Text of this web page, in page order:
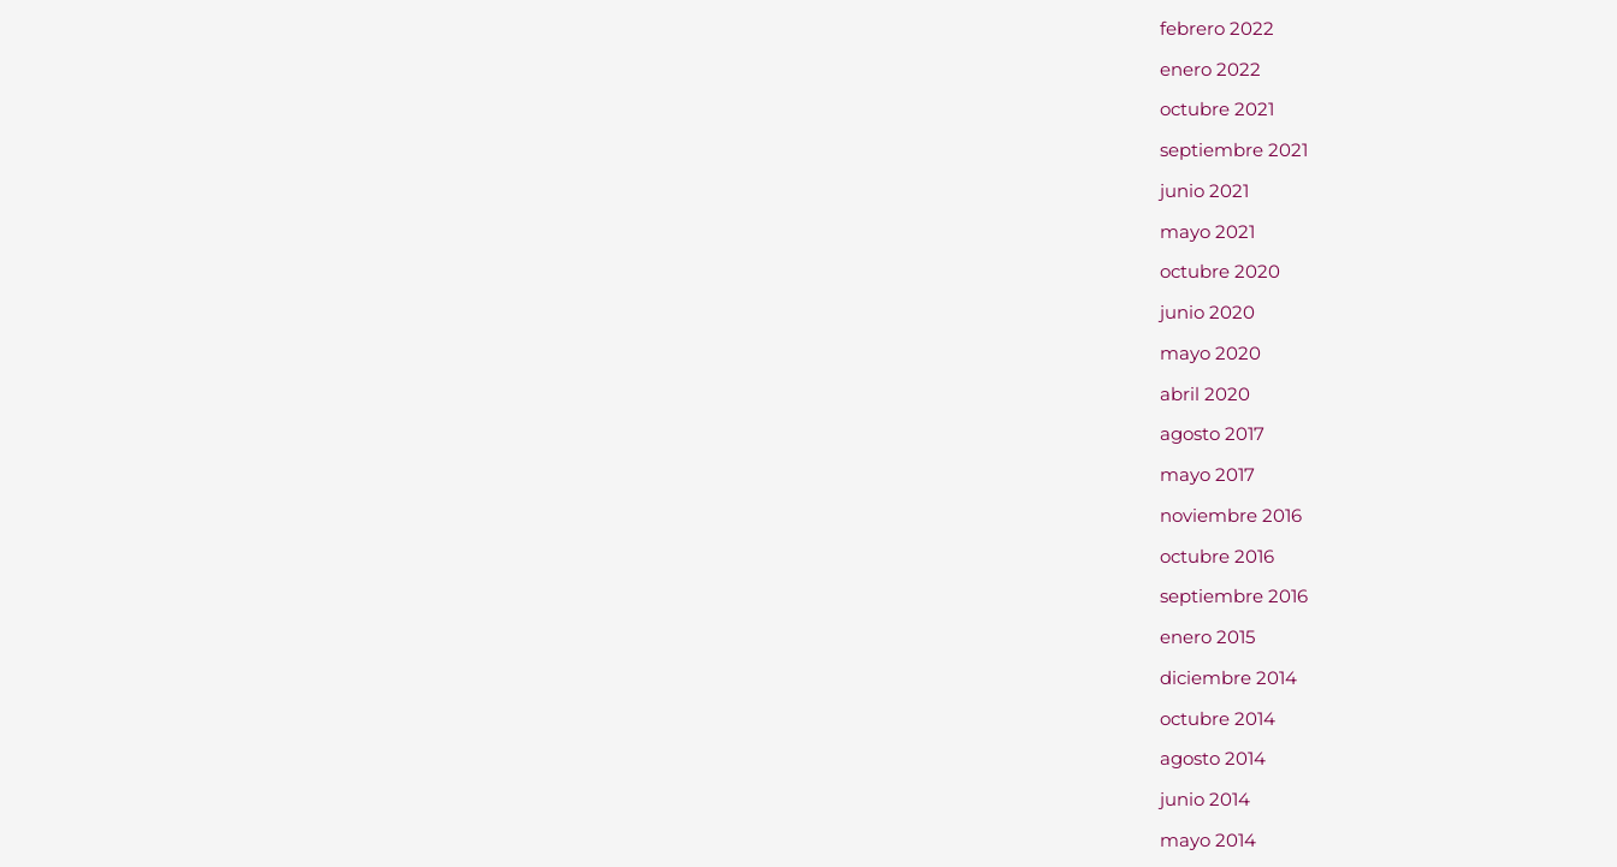
febrero 2022
enero 2022
octubre 2021
septiembre 2021
junio 2021
mayo 2021
octubre 2020
junio 2020
mayo 2020
abril 2020
agosto 2017
mayo 2017
noviembre 2016
octubre 2016
septiembre 2016
enero 2015
diciembre 2014
octubre 2014
agosto 2014
junio 2014
mayo 2014